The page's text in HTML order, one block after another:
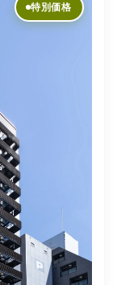
特別価格